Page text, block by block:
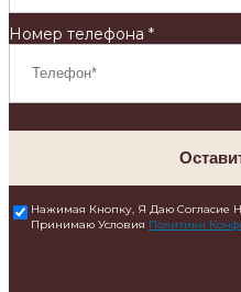
Номер телефона *
Нажимая Кнопку, Я Даю Согласие
Принимаю Условия Политики